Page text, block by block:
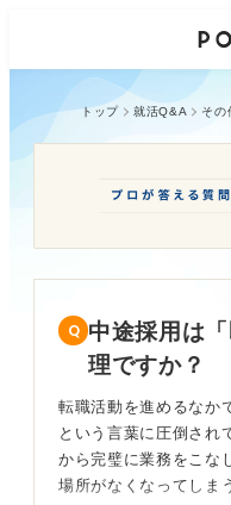
トップ 就活Q&A その
中途採用は
理ですか？
転職活動を進めるなか
という言葉に圧倒され
から完璧に業務をこな
場所がなくなってしま